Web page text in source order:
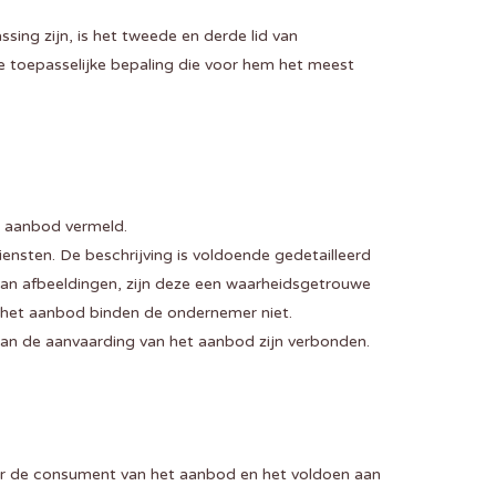
zijn, is het tweede en derde lid van
bepaling die voor hem het meest
vermeld.
De beschrijving is voldoende gedetailleerd
afbeeldingen, zijn deze een waarheidsgetrouwe
aanbod binden de ondernemer niet.
de aanvaarding van het aanbod zijn verbonden.
consument van het aanbod en het voldoen aan